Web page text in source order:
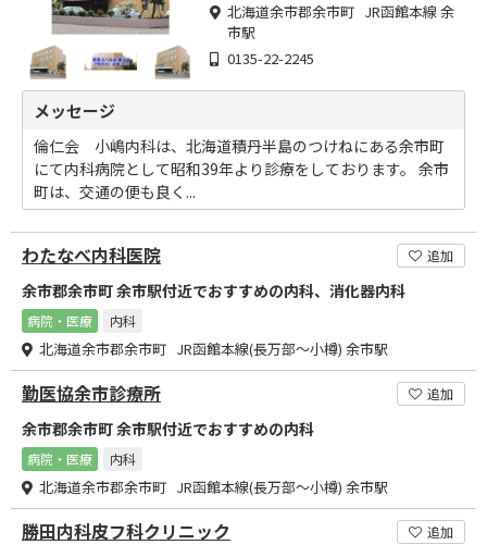
北海道余市郡余市町 JR函館本線 余
市駅
0135-22-2245
メッセージ
倫仁会 小嶋内科は、北海道積丹半島のつけねにある余市町
にて内科病院として昭和39年より診療をしております。 余市
町は、交通の便も良く...
わたなべ内科医院 追加
余市郡余市町 余市駅付近でおすすめの内科、消化器内科
病院・医療 内科
北海道余市郡余市町 JR函館本線(長万部～小樽) 余市駅
勤医協余市診療所 追加
余市郡余市町 余市駅付近でおすすめの内科
病院・医療 内科
北海道余市郡余市町 JR函館本線(長万部～小樽) 余市駅
勝田内科皮フ科クリニック 追加